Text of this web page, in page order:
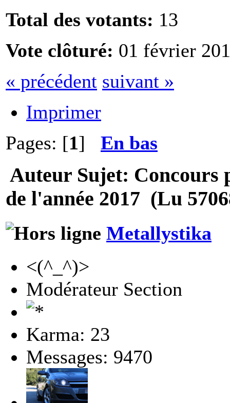
Total des votants: 13
Vote clôturé: 01 février
« précédent suivant »
Imprimer
Pages: [1] En bas
Auteur Sujet: Concours
de l'année 2017 (Lu
Metallystika
<(^_^)>
Modérateur Section
Karma: 23
Messages: 9470